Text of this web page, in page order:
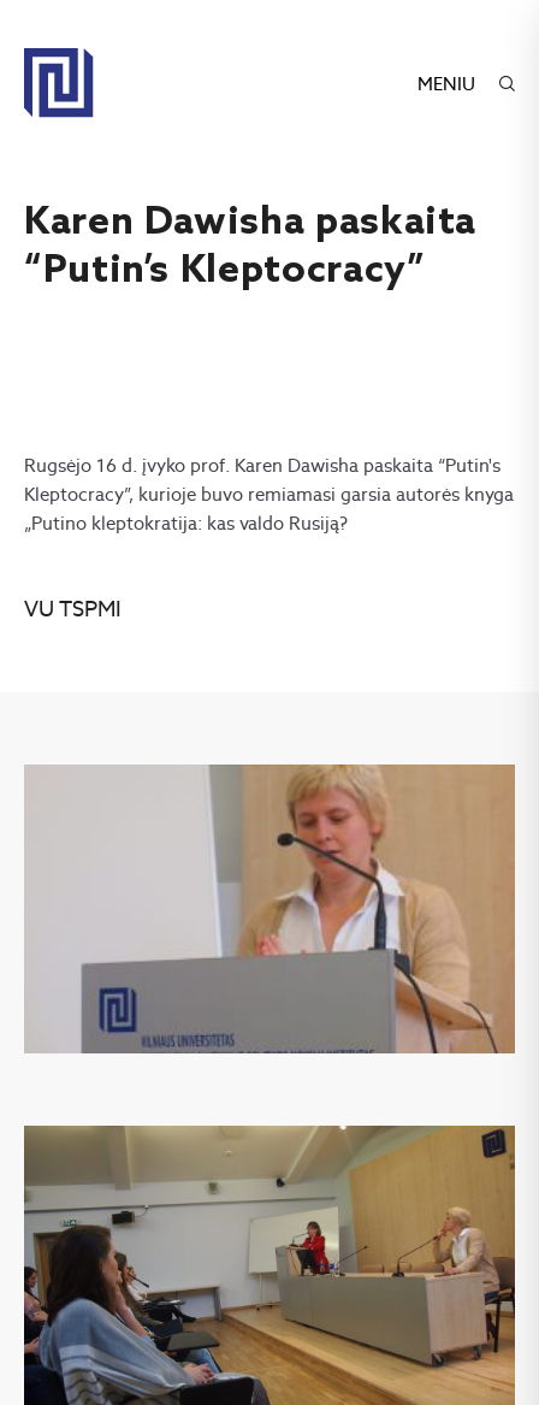
MENIU
Karen Dawisha paskaita
“Putin’s Kleptocracy”
Rugsėjo 16 d. įvyko prof. Karen Dawisha paskaita “Putin's
Kleptocracy”, kurioje buvo remiamasi garsia autorės knyga
„Putino kleptokratija: kas valdo Rusiją?
VU TSPMI